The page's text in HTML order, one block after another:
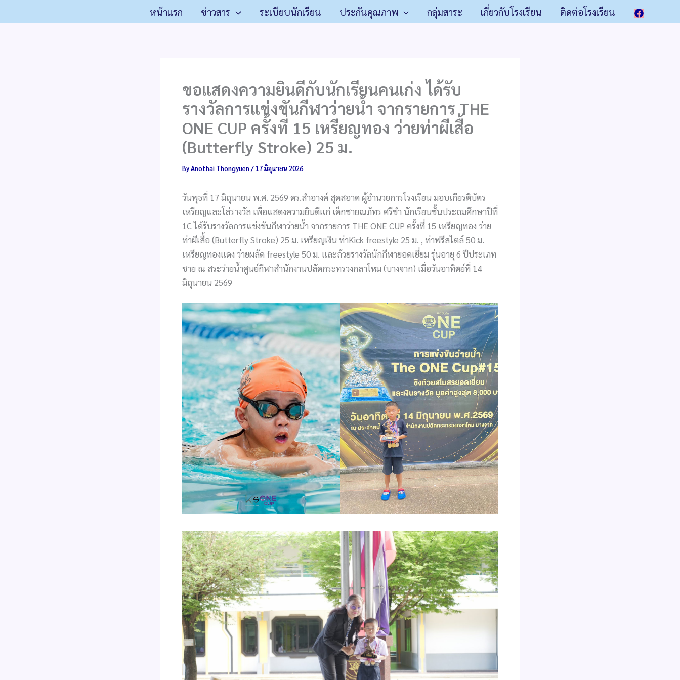
to
หน้าแรก ข่าวสาร ระเบียบนักเรียน ประกันคุณภาพ กลุ่มสาระ เกี่ยวกับโรงเรียน ติดต่อโรงเรียน
ขอแสดงความยินดีกับนักเรียนคนเก่ง ได้รับ
รางวัลการแข่งขันกีฬาว่ายน้ำ จากรายการ THE
ONE CUP ครั้งที่ 15 เหรียญทอง ว่ายท่าผีเสื้อ
(Butterfly Stroke) 25 ม.
ByAnothai Thongyuen/ 17 มิถุนายน 2026
วันพุธที่ 17 มิถุนายน พ.ศ. 2569 ดร.สำอางค์ สุดสอาด ผู้อำนวยการโรงเรียน มอบเกียรติบัตร
เหรียญและโล่รางวัล เพื่อแสดงความยินดีแก่ เด็กชายณภัทร ศรีขำ นักเรียนชั้นประถมศึกษาปีที่
1C ได้รับรางวัลการแข่งขันกีฬาว่ายน้ำ จากรายการ THE ONE CUP ครั้งที่ 15 เหรียญทอง ว่าย
ท่าผีเสื้อ (Butterfly Stroke) 25 ม. เหรียญเงิน ท่าKick freestyle 25 ม. , ท่าฟรีสไตล์ 50 ม.
เหรียญทองแดง ว่ายผลัด freestyle 50 ม. และถ้วยรางวัลนักกีฬายอดเยี่ยม รุ่นอายุ 6 ปีประเภท
ชาย ณ สระว่ายน้ำศูนย์กีฬาสำนักงานปลัดกระทรวงกลาโหม (บางจาก) เมื่อวันอาทิตย์ที่ 14
มิถุนายน 2569